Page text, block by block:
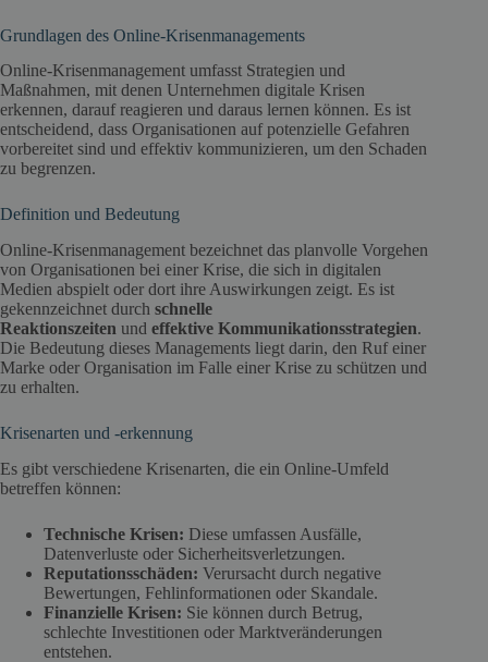
Grundlagen des Online-Krisenmanagements
Online-Krisenmanagement umfasst Strategien und
Maßnahmen, mit denen Unternehmen digitale Krisen
erkennen, darauf reagieren und daraus lernen können. Es ist
entscheidend, dass Organisationen auf potenzielle Gefahren
vorbereitet sind und effektiv kommunizieren, um den Schaden
zu begrenzen.
Definition und Bedeutung
Online-Krisenmanagement bezeichnet das planvolle Vorgehen
von Organisationen bei einer Krise, die sich in digitalen
Medien abspielt oder dort ihre Auswirkungen zeigt. Es ist
gekennzeichnet durch schnelle
Reaktionszeiten und effektive Kommunikationsstrategien.
Die Bedeutung dieses Managements liegt darin, den Ruf einer
Marke oder Organisation im Falle einer Krise zu schützen und
zu erhalten.
Krisenarten und -erkennung
Es gibt verschiedene Krisenarten, die ein Online-Umfeld
betreffen können:
Technische Krisen: Diese umfassen Ausfälle,
Datenverluste oder Sicherheitsverletzungen.
Reputationsschäden: Verursacht durch negative
Bewertungen, Fehlinformationen oder Skandale.
Finanzielle Krisen: Sie können durch Betrug,
schlechte Investitionen oder Marktveränderungen
entstehen.